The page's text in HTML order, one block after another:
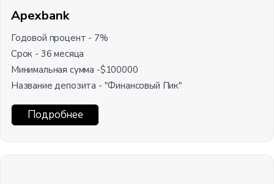
Apexbank
Годовой процент - 7%
Срок - 36 месяца
Минимальная сумма -$100000
Название депозита - "Финансовый Пик"
Подробнее